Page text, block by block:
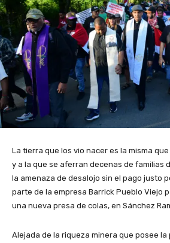
La tierra que los vio nacer es la misma
y a la que se aferran decenas de familias
la amenaza de desalojo sin el pago justo
parte de la empresa Barrick Pueblo Viejo
una nueva presa de colas, en Sánchez
Alejada de la riqueza minera que posee la